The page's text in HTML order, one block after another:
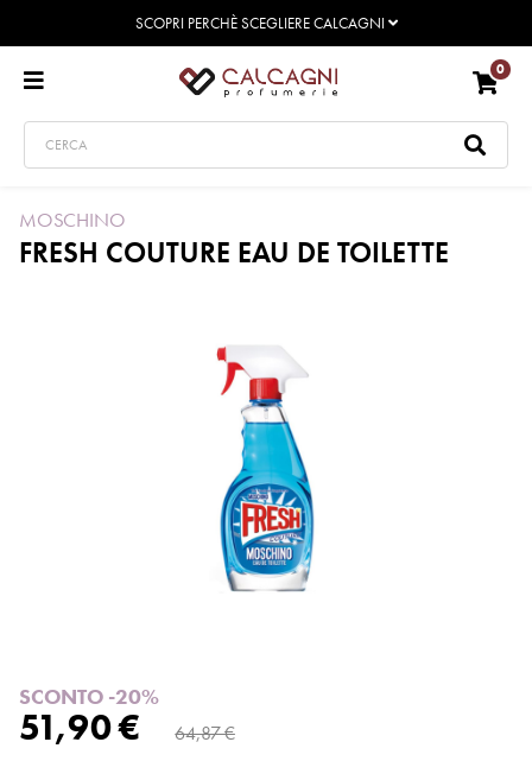
SCOPRI PERCHÈ SCEGLIERE CALCAGNI
0
MOSCHINO
FRESH COUTURE EAU DE TOILETTE
SCONTO -20%
51,90 € 64,87 €